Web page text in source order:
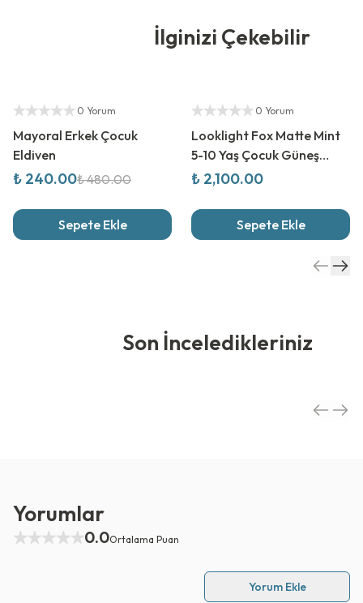
İlginizi Çekebilir
Yetkili Satıcı
0 Yorum
Mayoral Erkek Çocuk
Eldiven
₺ 240.00₺ 480.00
Sepete Ekle
0 Yorum
Looklight Fox Matte Mint
5-10 Yaş Çocuk Güneş
Gözlüğü
₺ 2,100.00
Sepete Ekle
Son İnceledikleriniz
Yorumlar
0.0Ortalama Puan
Yorum Ekle